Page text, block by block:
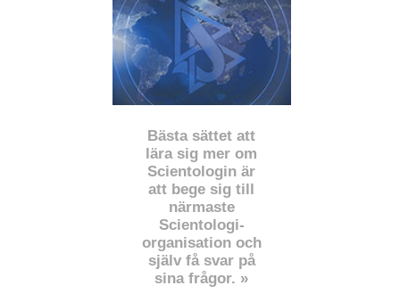
Bästa sättet att
lära sig mer om
Scientologin är
att bege sig till
närmaste
Scientologi-
organisation och
själv få svar på
sina frågor. »